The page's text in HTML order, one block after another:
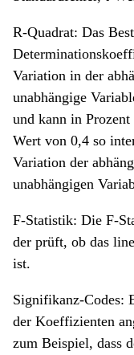
R-Quadrat: Das
Variation in der
unabhängige
und kann in
Wert von 0,4 so
Variation der
unabhängigen
F-Statistik: Die F-
der prüft, ob das
ist.
Signifikanz-Codes:
der Koeffizienten
zum Beispiel, dass